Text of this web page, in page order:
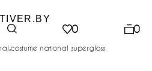
0 0
.costume national supergloss